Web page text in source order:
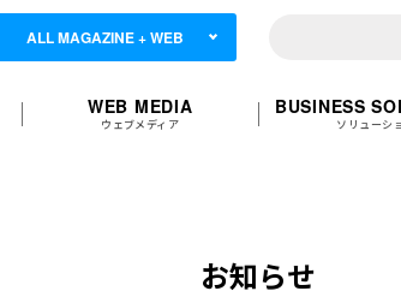
ALL MAGAZINE + WEB
WEB MEDIA
ウェブメディア
BUSINESS
ソリューシ
お知らせ